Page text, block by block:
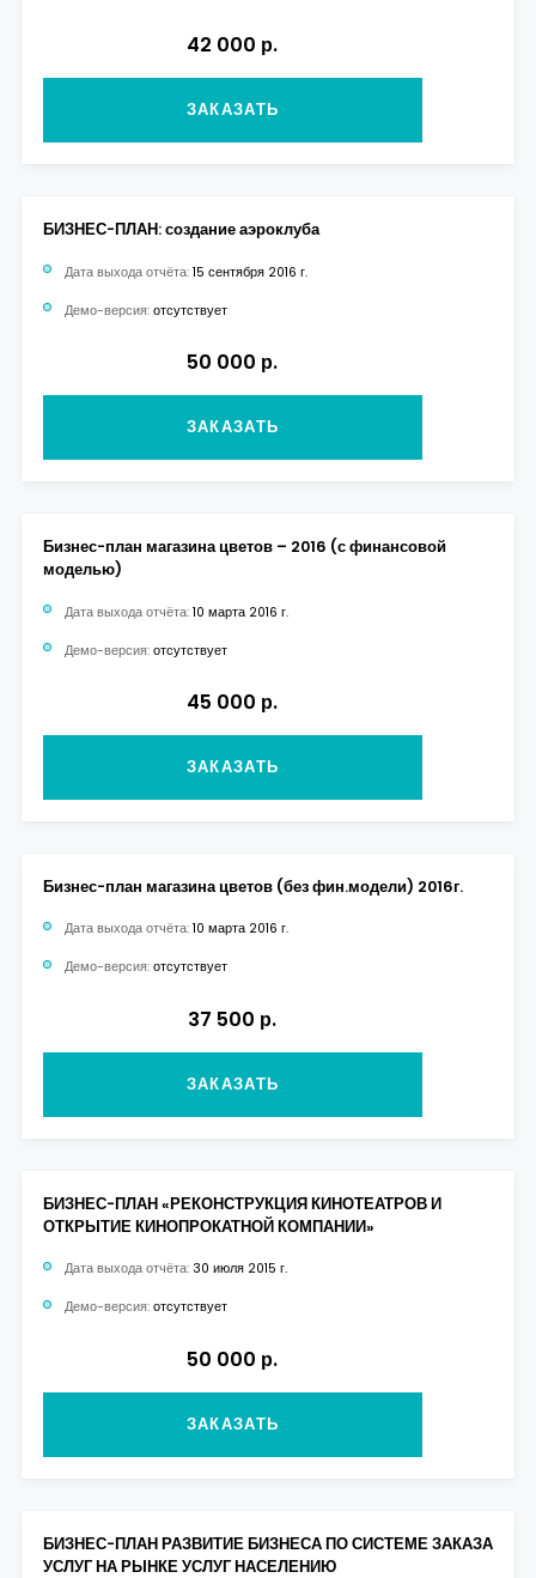
42 000 р.
ЗАКАЗАТЬ
БИЗНЕС-ПЛАН: создание аэроклуба
Дата выхода отчёта: 15 сентября 2016 г.
Демо-версия: отсутствует
50 000 р.
ЗАКАЗАТЬ
Бизнес-план магазина цветов – 2016 (с финансовой
моделью)
Дата выхода отчёта: 10 марта 2016 г.
Демо-версия: отсутствует
45 000 р.
ЗАКАЗАТЬ
Бизнес-план магазина цветов (без фин.модели) 2016г.
Дата выхода отчёта: 10 марта 2016 г.
Демо-версия: отсутствует
37 500 р.
ЗАКАЗАТЬ
БИЗНЕС-ПЛАН «РЕКОНСТРУКЦИЯ КИНОТЕАТРОВ И
ОТКРЫТИЕ КИНОПРОКАТНОЙ КОМПАНИИ»
Дата выхода отчёта: 30 июля 2015 г.
Демо-версия: отсутствует
50 000 р.
ЗАКАЗАТЬ
БИЗНЕС-ПЛАН РАЗВИТИЕ БИЗНЕСА ПО СИСТЕМЕ ЗАКАЗА
УСЛУГ НА РЫНКЕ УСЛУГ НАСЕЛЕНИЮ